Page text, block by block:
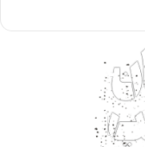
برای ساخت مکانیزم
تجربه بازی را منحصر
یک شیء خاص را در جای
فعال گردد.